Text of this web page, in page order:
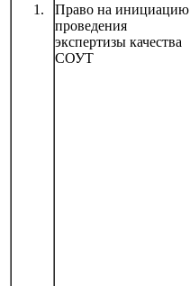
Право на инициацию
проведения
экспертизы качества
СОУТ